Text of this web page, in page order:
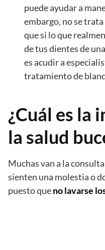
puede ayudar a
embargo, no se
que si lo que
de tus dientes de
es acudir a
tratamiento de
¿Cuál es la
la salud
Muchas van a la
sienten una molestia o
puesto queno lavarse